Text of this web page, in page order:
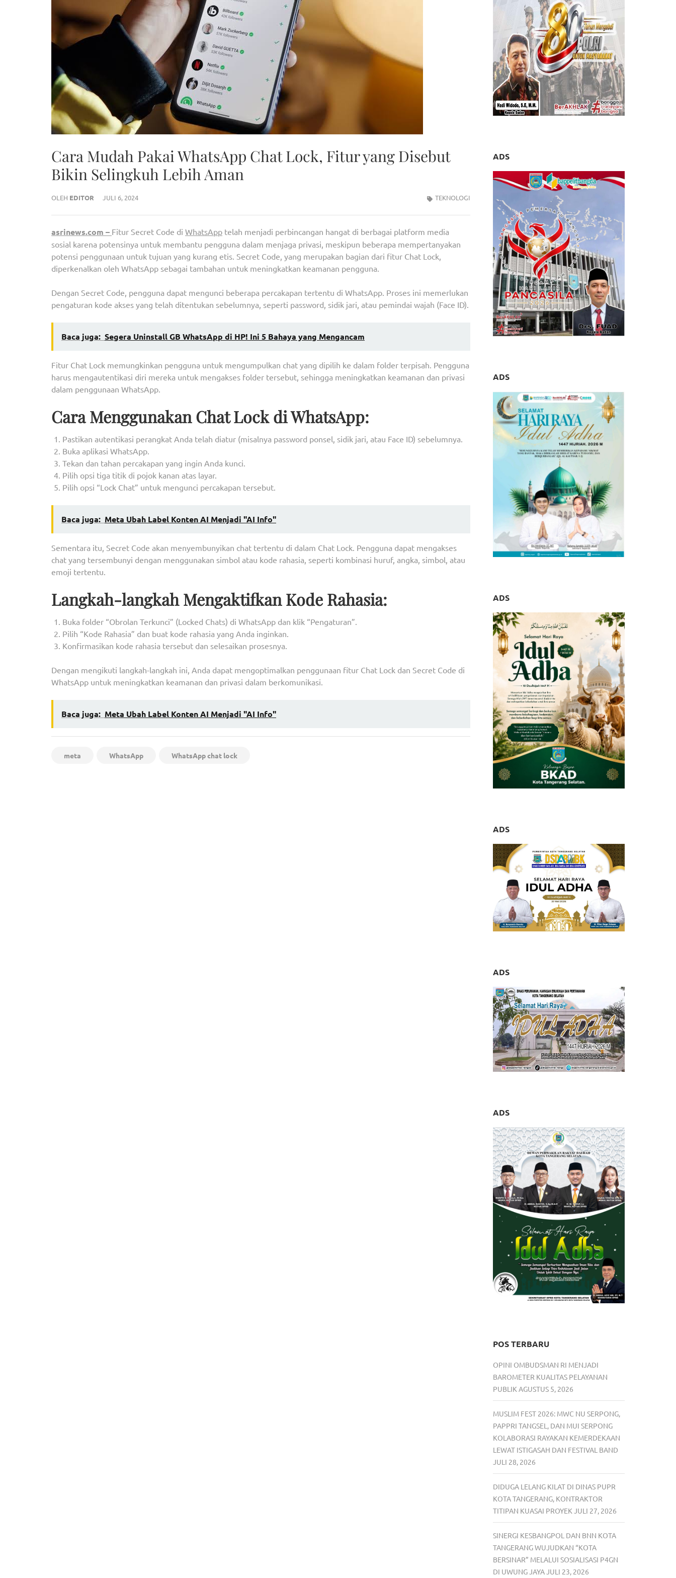
Cara Mudah Pakai WhatsApp Chat Lock, Fitur yang Disebut
Bikin Selingkuh Lebih Aman
OLEH EDITOR JULI 6, 2024 TEKNOLOGI
asrinews.com – Fitur Secret Code di WhatsApp telah menjadi perbincangan hangat di berbagai platform media
sosial karena potensinya untuk membantu pengguna dalam menjaga privasi, meskipun beberapa mempertanyakan
potensi penggunaan untuk tujuan yang kurang etis. Secret Code, yang merupakan bagian dari fitur Chat Lock,
diperkenalkan oleh WhatsApp sebagai tambahan untuk meningkatkan keamanan pengguna.
Dengan Secret Code, pengguna dapat mengunci beberapa percakapan tertentu di WhatsApp. Proses ini memerlukan
pengaturan kode akses yang telah ditentukan sebelumnya, seperti password, sidik jari, atau pemindai wajah (Face ID).
Baca juga: Segera Uninstall GB WhatsApp di HP! Ini 5 Bahaya yang Mengancam
Fitur Chat Lock memungkinkan pengguna untuk mengumpulkan chat yang dipilih ke dalam folder terpisah. Pengguna
harus mengautentikasi diri mereka untuk mengakses folder tersebut, sehingga meningkatkan keamanan dan privasi
dalam penggunaan WhatsApp.
Cara Menggunakan Chat Lock di WhatsApp:
Pastikan autentikasi perangkat Anda telah diatur (misalnya password ponsel, sidik jari, atau Face ID) sebelumnya.
Buka aplikasi WhatsApp.
Tekan dan tahan percakapan yang ingin Anda kunci.
Pilih opsi tiga titik di pojok kanan atas layar.
Pilih opsi “Lock Chat” untuk mengunci percakapan tersebut.
Baca juga: Meta Ubah Label Konten AI Menjadi "AI Info"
Sementara itu, Secret Code akan menyembunyikan chat tertentu di dalam Chat Lock. Pengguna dapat mengakses
chat yang tersembunyi dengan menggunakan simbol atau kode rahasia, seperti kombinasi huruf, angka, simbol, atau
emoji tertentu.
Langkah-langkah Mengaktifkan Kode Rahasia:
Buka folder “Obrolan Terkunci” (Locked Chats) di WhatsApp dan klik “Pengaturan”.
Pilih “Kode Rahasia” dan buat kode rahasia yang Anda inginkan.
Konfirmasikan kode rahasia tersebut dan selesaikan prosesnya.
Dengan mengikuti langkah-langkah ini, Anda dapat mengoptimalkan penggunaan fitur Chat Lock dan Secret Code di
WhatsApp untuk meningkatkan keamanan dan privasi dalam berkomunikasi.
Baca juga: Meta Ubah Label Konten AI Menjadi "AI Info"
meta WhatsApp WhatsApp chat lock
ADS
ADS
ADS
ADS
ADS
ADS
POS TERBARU
OPINI OMBUDSMAN RI MENJADI
BAROMETER KUALITAS PELAYANAN
PUBLIK AGUSTUS 5, 2026
MUSLIM FEST 2026: MWC NU SERPONG,
PAPPRI TANGSEL, DAN MUI SERPONG
KOLABORASI RAYAKAN KEMERDEKAAN
LEWAT ISTIGASAH DAN FESTIVAL BAND
JULI 28, 2026
DIDUGA LELANG KILAT DI DINAS PUPR
KOTA TANGERANG, KONTRAKTOR
TITIPAN KUASAI PROYEK JULI 27, 2026
SINERGI KESBANGPOL DAN BNN KOTA
TANGERANG WUJUDKAN “KOTA
BERSINAR” MELALUI SOSIALISASI P4GN
DI UWUNG JAYAJULI 23, 2026